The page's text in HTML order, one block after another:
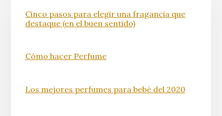
Cinco pasos para elegir una fragancia que
destaque (en el buen sentido)
Cómo hacer Perfume
Los mejores perfumes para bebé del 2020